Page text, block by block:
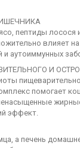
пептиды лосося
влияет
и аутоиммунных
И
помогает
эффект.
а печень